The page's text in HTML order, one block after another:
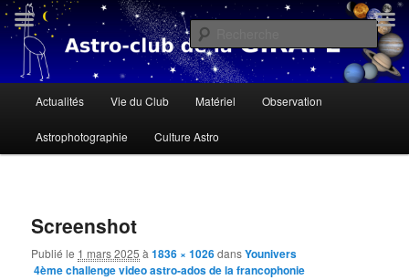
Aller
au
contenu
principalAstroclub de la Girafe
« Il n'y a personne qui soit née sous une mauvaise étoile, il n'y a que des
gens qui ne savent pas lire le ciel » Dalaï Lama
principal
Actualités Vie du Club Matériel Observation
Astrophotographie Culture Astro
images
Screenshot
Publié le 1 mars 2025 à1836 × 1026dansYounivers
4ème challenge video astro-ados de la francophonie